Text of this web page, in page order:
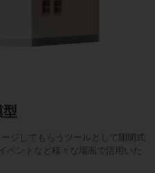
ジしてもらうツールとして開閉式
ントなど様々な場面で活用いた